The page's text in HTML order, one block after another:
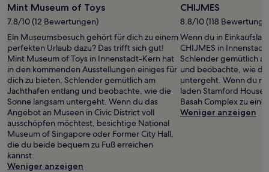
Foto
von
lakshmi
Mint Museum of Toys
7.8/10 (12 Bewertungen)
Ein Museumsbesuch gehört für dich zu einem
perfekten Urlaub dazu? Das trifft sich gut!
Mint Museum of Toys in Innenstadt-Kern hat
in den kommenden Ausstellungen einiges für
dich zu bieten. Schlender gemütlich am
Jachthafen entlang und beobachte, wie die
Sonne langsam untergeht. Wenn du das
Angebot an Museen in Civic District voll
ausschöpfen möchtest, besichtige National
Museum of Singapore oder Former City Hall,
die du beide bequem zu Fuß erreichen
kannst.
Weniger anzeigen
CHIJMES
8.8/10 (118
Wenn du in
CHIJMES in
Schlender gemütlich
und beobachte, wie
untergeht. Wenn du
laden Stamford House,
Basah Complex zu
Weniger anzeigen